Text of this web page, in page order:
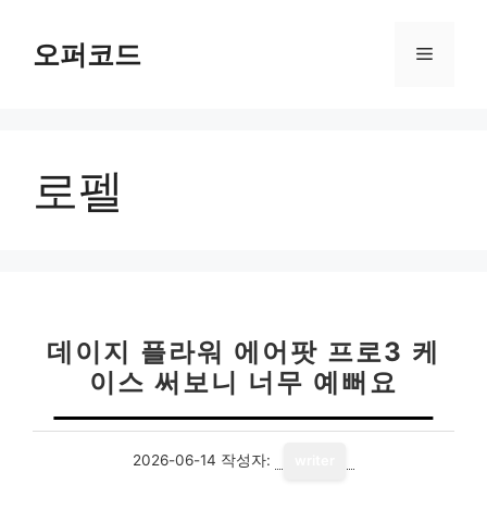
오퍼코드 메
로펠
데이지 플라워 에어팟 프로3 케
이스 써보니 너무 예뻐요
2026-06-14 작성자: